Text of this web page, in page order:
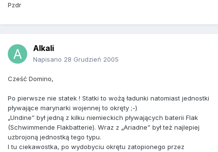
Pzdr
Alkali
Napisano 28 Grudzień 2005
Cześć Domino,
Po pierwsze nie statek ! Statki to wożą ładunki natomiast jednostki
pływające marynarki wojennej to okręty ;-)
„Undine” był jedną z kilku niemieckich pływających baterii Flak
(Schwimmende Flakbatterie). Wraz z „Ariadne” był też najlepiej
uzbrojoną jednostką tego typu.
I tu ciekawostka, po wydobyciu okrętu zatopionego przez